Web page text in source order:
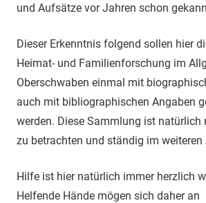
und Aufsätze vor Jahren schon
Dieser Erkenntnis folgend sollen hier
Heimat- und Familienforschung im
Oberschwaben einmal mit
auch mit bibliographischen Angaben
werden. Diese Sammlung ist natürlich
zu betrachten und ständig im
Hilfe ist hier natürlich immer herzlich
Helfende Hände mögen sich daher an